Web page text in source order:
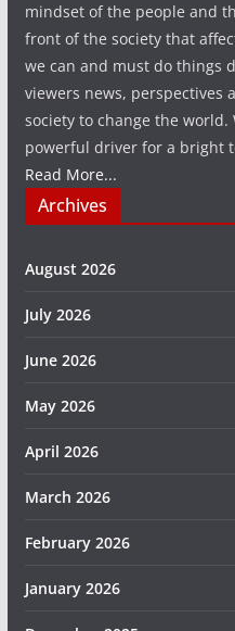
mindset of the people and
front of the society that
we can and must do things
viewers news, perspectives
society to change the
powerful driver for a bright
Read More...
Archives
August 2026
July 2026
June 2026
May 2026
April 2026
March 2026
February 2026
January 2026